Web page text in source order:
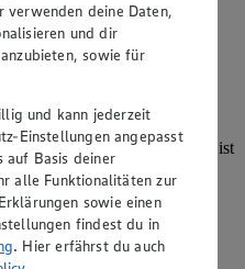
geschützt. Der
Recht, den auf dieser
ausschnittsweise zu
Gründen des Urheberrechts ist
von Bildmaterial
gestattet.
die Inhalte der versendeten
Firma und Anschriften
verwenden deine Daten,
und dir
sowie für
und kann jederzeit
Einstellungen angepasst
auf Basis deiner
alle Funktionalitäten zur
sowie einen
findest du in
. Hier erfährst du auch